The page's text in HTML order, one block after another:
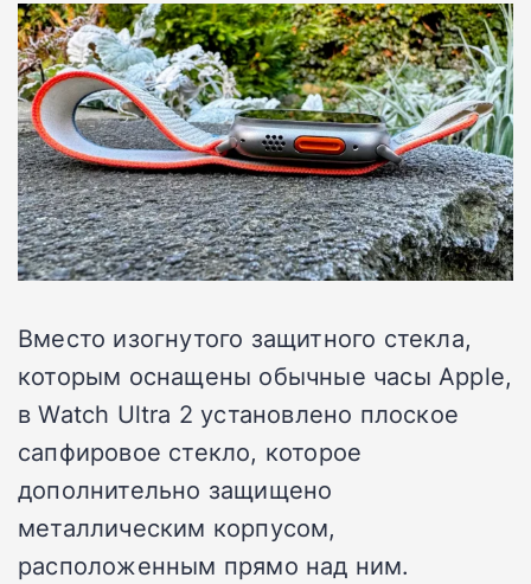
Вместо изогнутого защитного стекла,
которым оснащены обычные часы Apple,
в Watch Ultra 2 установлено плоское
сапфировое стекло, которое
дополнительно защищено
металлическим корпусом,
расположенным прямо над ним.